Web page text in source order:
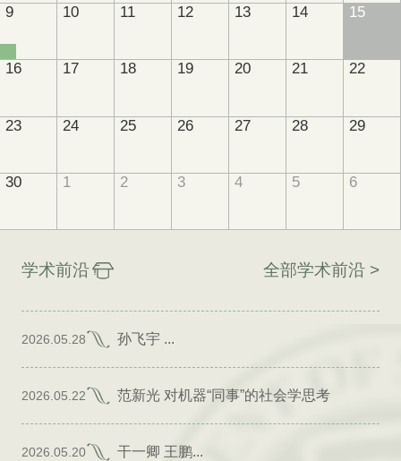
9 10 11 12 13 14 15
16 17 18 19 20 21 22
23 24 25 26 27 28 29
30 1 2 3 4 5 6
学术前沿 全部学术前沿 >
2026.05.28 孙飞宇 ...
2026.05.22 范新光 对机器“同事”的社会学思考
2026.05.20 干一卿 王鹏...